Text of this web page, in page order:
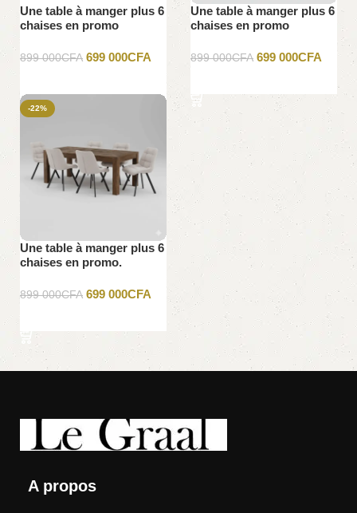
Une table à manger plus 6
chaises en promo
899 000CFA 699 000CFA
Une table à manger plus 6
chaises en promo
899 000CFA 699 000CFA
-22%
Une table à manger plus 6
chaises en promo.
899 000CFA 699 000CFA
A propos